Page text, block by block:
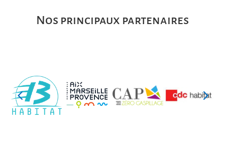
Nos principaux partenaires